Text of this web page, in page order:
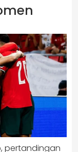
pertandingan